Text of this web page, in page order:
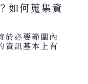
如何蒐集資
於必要範圍內
資訊基本上有